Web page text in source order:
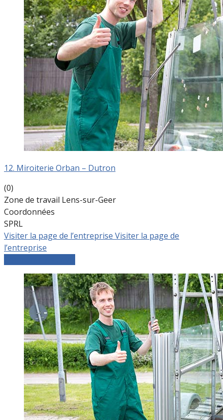
12. Miroiterie Orban – Dutron
(0)
Zone de travail Lens-sur-Geer
Coordonnées
SPRL
Visiter la page de l’entreprise Visiter la page de
l’entreprise